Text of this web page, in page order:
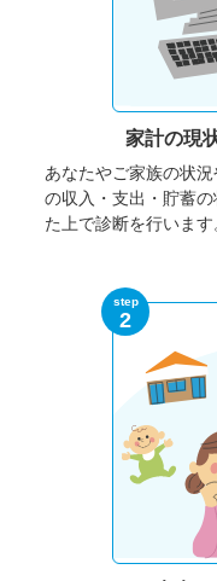
家計の現
あなたやご家族の状況
の収入・支出・貯蓄
た上で診断を行います
step
2